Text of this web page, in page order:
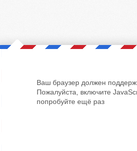
Ваш браузер должен
Пожалуйста, включите
попробуйте ещё раз